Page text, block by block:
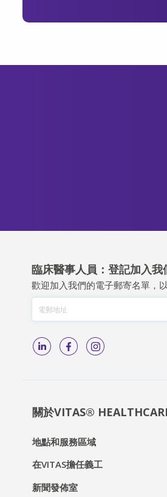
臨床醫事人員：登記加入我
歡迎加入我們的電子郵寄名單，
關於VITAS®
地點和服務區域
在VITAS擔任義工
新聞發佈室